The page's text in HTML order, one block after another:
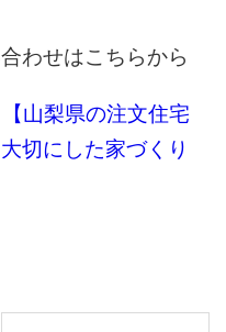
わせはこちらから
山梨県の注文住宅
切にした家づくり